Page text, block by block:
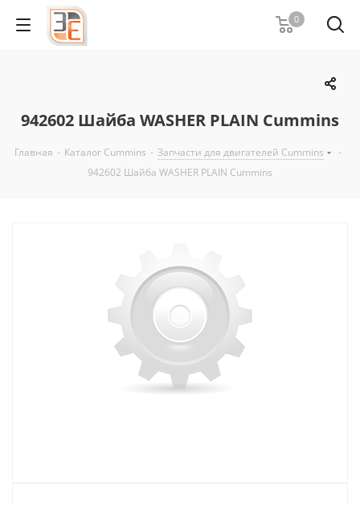
0
942602 Шайба WASHER PLAIN Cummins
Главная - Каталог Cummins - Запчасти для двигателей Cummins
-
942602 Шайба WASHER PLAIN Cummins